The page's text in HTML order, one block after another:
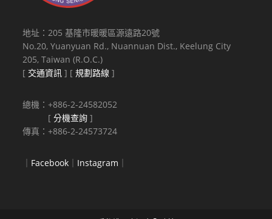
地址：205 基隆市暖暖區源遠路20號
No.20, Yuanyuan Rd., Nuannuan Dist., Keelung City
205, Taiwan (R.O.C.)
[ 交通資訊 ] [規劃路線 ]
總機：+886-2-24582052
[分機查詢 ]
傳真：+886-2-24573724
｜ Facebook ｜ Instagram ｜